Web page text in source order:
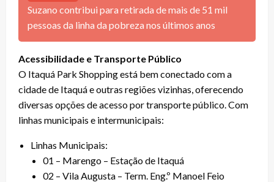
Suzano contribui para retirada de mais de 51 mil
pessoas da linha da pobreza nos últimos anos
Acessibilidade e Transporte Público
O Itaquá Park Shopping está bem conectado com a
cidade de Itaquá e outras regiões vizinhas, oferecendo
diversas opções de acesso por transporte público. Com
linhas municipais e intermunicipais:
Linhas Municipais:
01 – Marengo – Estação de Itaquá
02 – Vila Augusta – Term. Eng.º Manoel Feio